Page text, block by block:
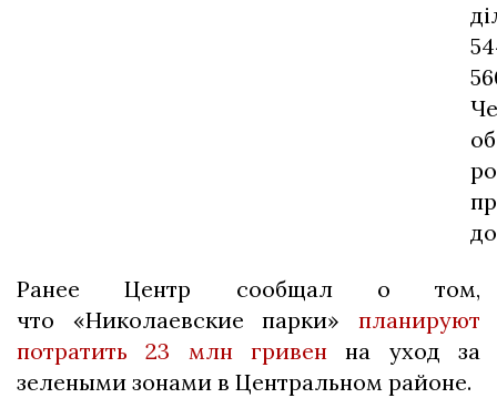
Ранее Центр сообщал о том,
что «Николаевские парки» планируют
потратить 23 млн гривенна уход за
зелеными зонами в Центральном районе.